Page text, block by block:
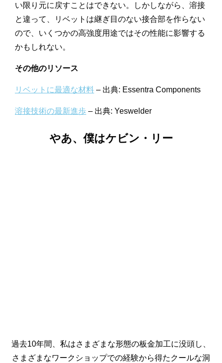
い限り元に戻すことはできない。しかしながら、溶接
と違って、リベットは継ぎ目のない接合部を作らない
ので、いくつかの高強度用途ではその性能に影響する
かもしれない。
その他のリソース
リベットに最適な材料 – 出典: Essentra Components
溶接技術の最新進歩 – 出典: Yeswelder
やあ、僕はケビン・リー
過去10年間、私はさまざまな形態の板金加工に没頭し、
さまざまなワークショップでの経験から得たクールな洞